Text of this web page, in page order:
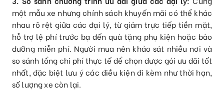
một mẫu xe nhưng chính sách khuyến mãi có thể khác
nhau rõ rệt giữa các đại lý, từ giảm trực tiếp tiền mặt,
hỗ trợ lệ phí trước bạ đến quà tặng phụ kiện hoặc bảo
dưỡng miễn phí. Người mua nên khảo sát nhiều nơi và
so sánh tổng chi phí thực tế để chọn được gói ưu đãi tốt
nhất, đặc biệt lưu ý các điều kiện đi kèm như thời hạn,
số lượng xe còn lại.